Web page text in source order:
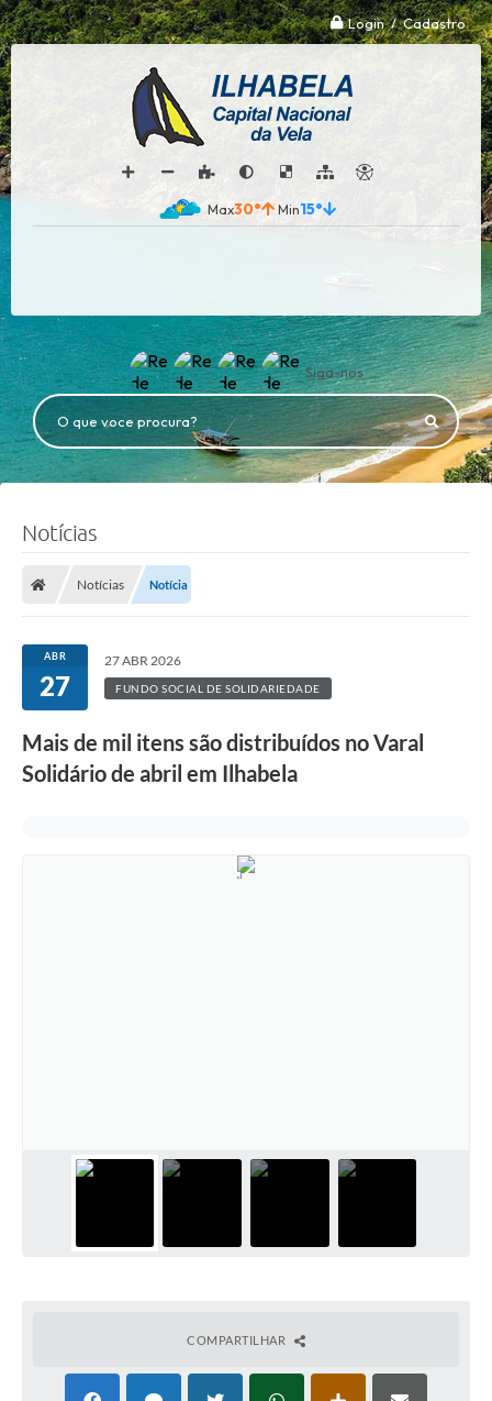
Login / Cadastro
30° 15°
Siga-nos
O que voce procura?
Notícias
Notícias Notícia
ABR
27
27 ABR 2026
FUNDO SOCIAL DE SOLIDARIEDADE
Mais de mil itens são distribuídos no Varal
Solidário de abril em Ilhabela
COMPARTILHAR